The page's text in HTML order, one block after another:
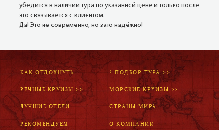
убедится в наличии тура по указанной цене и только после
это связывается с клиентом.
Да! Это не современно, но зато надёжно!
КАК ОТДОХНУТЬ * ПОДБОР ТУРА >>
РЕЧНЫЕ КРУИЗЫ >> МОРСКИЕ КРУИЗЫ >>
ЛУЧШИЕ ОТЕЛИ СТРАНЫ МИРА
РЕКОМЕНДУЕМ О КОМПАНИИ